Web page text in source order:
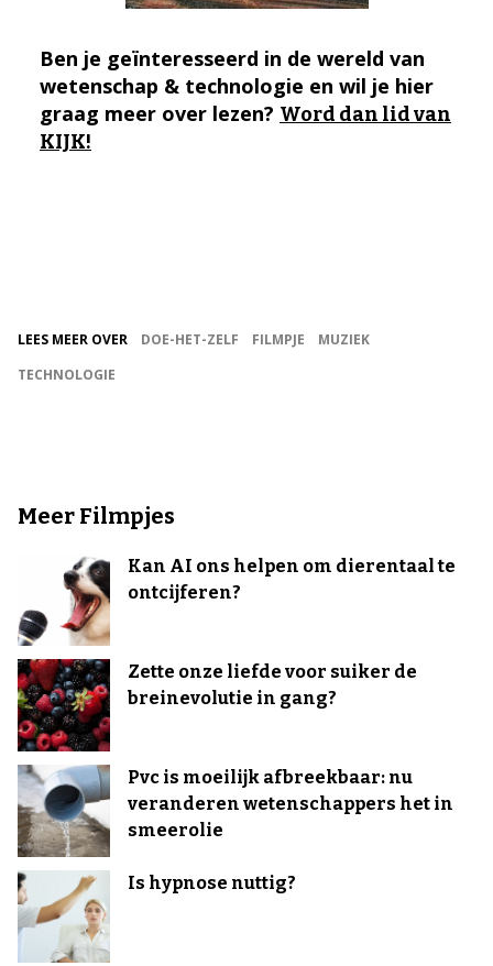
Ben je geïnteresseerd in de wereld van
wetenschap & technologie en wil je hier
graag meer over lezen? Word dan lid van
KIJK!
LEES MEER OVER DOE-HET-ZELF FILMPJE
MUZIEK
TECHNOLOGIE
Meer Filmpjes
Kan AI ons helpen om dierentaal te
ontcijferen?
Zette onze liefde voor suiker de
breinevolutie in gang?
Pvc is moeilijk afbreekbaar: nu
veranderen wetenschappers het in
smeerolie
Is hypnose nuttig?